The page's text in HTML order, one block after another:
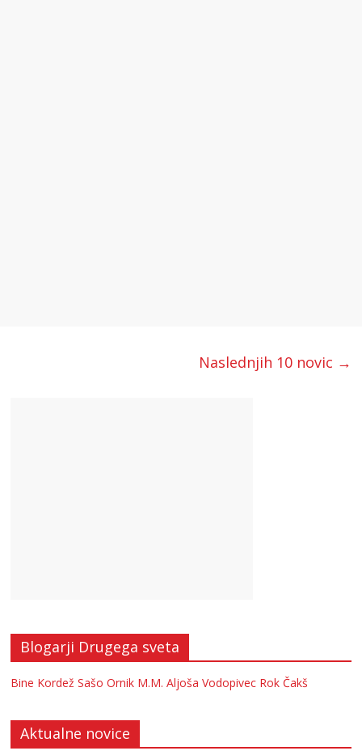
Naslednjih 10 novic →
Blogarji Drugega sveta
Bine Kordež Sašo Ornik M.M. Aljoša Vodopivec Rok Čakš
Aktualne novice